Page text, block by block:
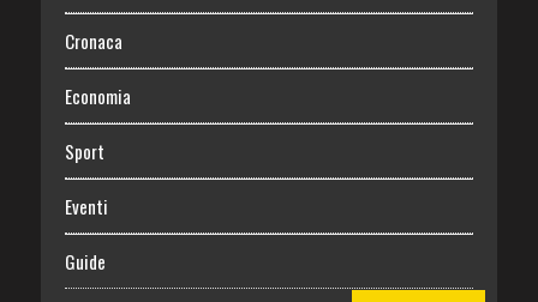
Cronaca
Economia
Sport
Eventi
Guide